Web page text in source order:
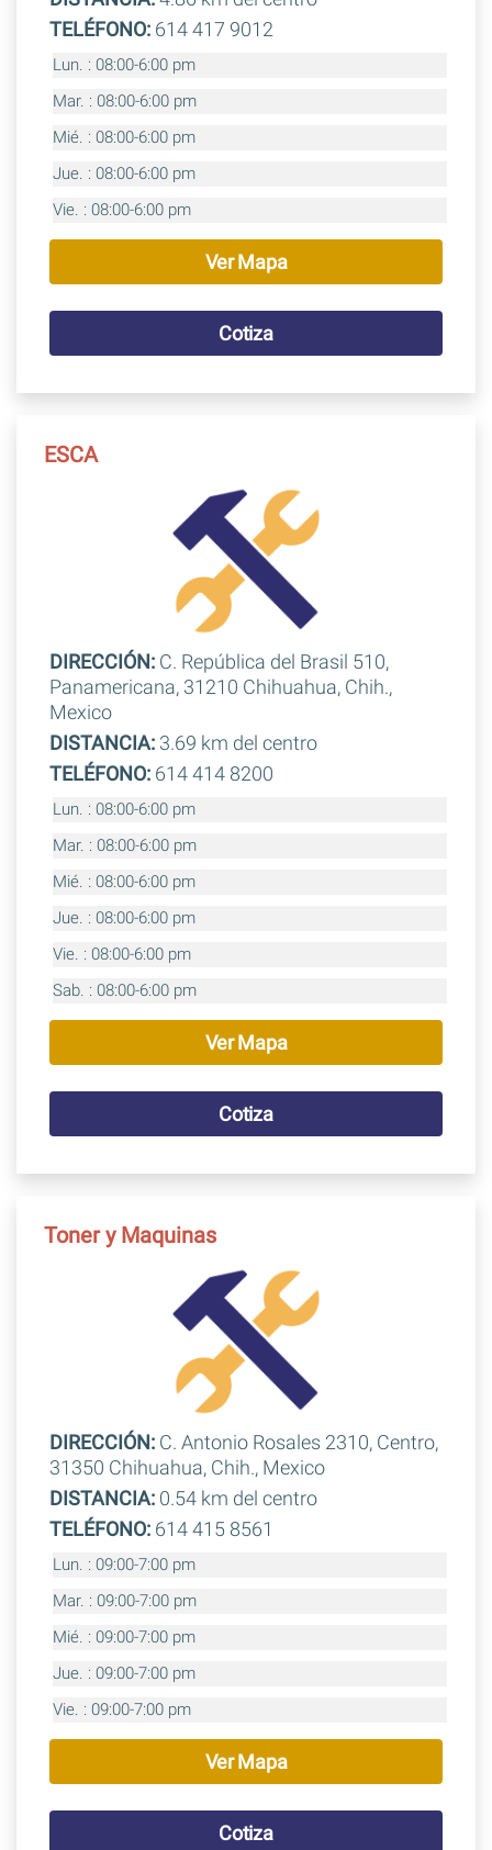
TELÉFONO:614 417 9012
Lun. : 08:00-6:00 pm
Mar. : 08:00-6:00 pm
Mié. : 08:00-6:00 pm
Jue. : 08:00-6:00 pm
Vie. : 08:00-6:00 pm
Ver Mapa
Cotiza
ESCA
DIRECCIÓN:C. República del Brasil 510,
Panamericana, 31210 Chihuahua, Chih.,
Mexico
DISTANCIA:3.69 km del centro
TELÉFONO:614 414 8200
Lun. : 08:00-6:00 pm
Mar. : 08:00-6:00 pm
Mié. : 08:00-6:00 pm
Jue. : 08:00-6:00 pm
Vie. : 08:00-6:00 pm
Sab. : 08:00-6:00 pm
Ver Mapa
Cotiza
Toner y Maquinas
DIRECCIÓN:C. Antonio Rosales 2310, Centro,
31350 Chihuahua, Chih., Mexico
DISTANCIA:0.54 km del centro
TELÉFONO:614 415 8561
Lun. : 09:00-7:00 pm
Mar. : 09:00-7:00 pm
Mié. : 09:00-7:00 pm
Jue. : 09:00-7:00 pm
Vie. : 09:00-7:00 pm
Ver Mapa
Cotiza